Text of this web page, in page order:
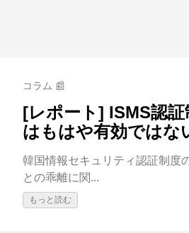
コラム 📰
[レポート] ISMS認
はもはや有効ではな
韓国情報セキュリティ認証制度
との乖離に関...
もっと読む